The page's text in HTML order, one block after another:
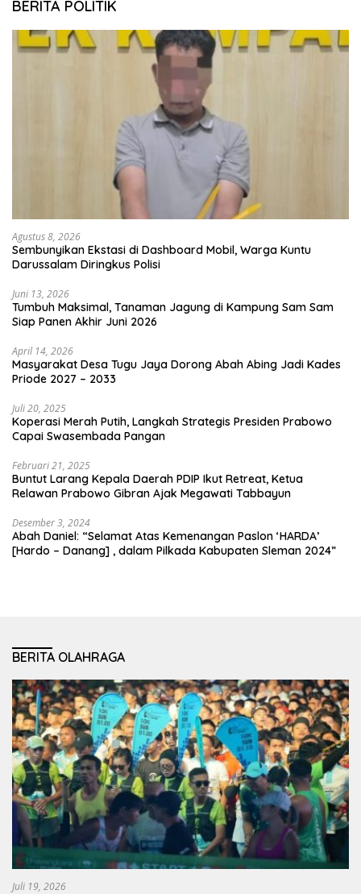
BERITA POLITIK
Agustus 8, 2026
Sembunyikan Ekstasi di Dashboard Mobil, Warga Kuntu
Darussalam Diringkus Polisi
Juni 13, 2026
Tumbuh Maksimal, Tanaman Jagung di Kampung Sam Sam
Siap Panen Akhir Juni 2026
April 14, 2026
Masyarakat Desa Tugu Jaya Dorong Abah Abing Jadi Kades
Priode 2027 – 2033
Juli 20, 2025
Koperasi Merah Putih, Langkah Strategis Presiden Prabowo
Capai Swasembada Pangan
Februari 21, 2025
Buntut Larang Kepala Daerah PDIP Ikut Retreat, Ketua
Relawan Prabowo Gibran Ajak Megawati Tabbayun
Desember 3, 2024
Abah Daniel: “Selamat Atas Kemenangan Paslon ‘HARDA’
[Hardo – Danang] , dalam Pilkada Kabupaten Sleman 2024”
BERITA OLAHRAGA
Juli 19, 2026